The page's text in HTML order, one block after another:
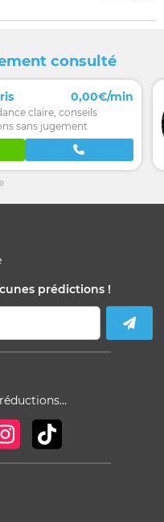
consulté
0,00€/min
claire, conseils
sans jugement
prédictions !